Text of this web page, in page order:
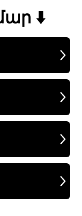
⬇️